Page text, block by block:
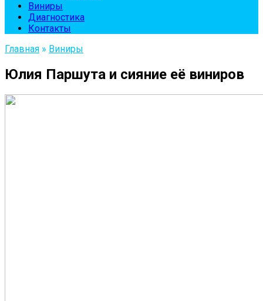
Виниры
Диагностика
Контакты
Главная » Виниры
Юлия Паршута и сияние её виниров